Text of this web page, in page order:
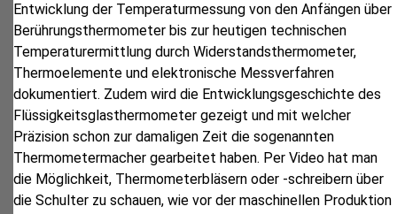
Entwicklung der Temperaturmessung von den Anfängen über
Berührungsthermometer bis zur heutigen technischen
Temperaturermittlung durch Widerstandsthermometer,
Thermoelemente und elektronische Messverfahren
dokumentiert. Zudem wird die Entwicklungsgeschichte des
Flüssigkeitsglasthermometer gezeigt und mit welcher
Präzision schon zur damaligen Zeit die sogenannten
Thermometermacher gearbeitet haben. Per Video hat man
die Möglichkeit, Thermometerbläsern oder -schreibern über
die Schulter zu schauen, wie vor der maschinellen Produktion